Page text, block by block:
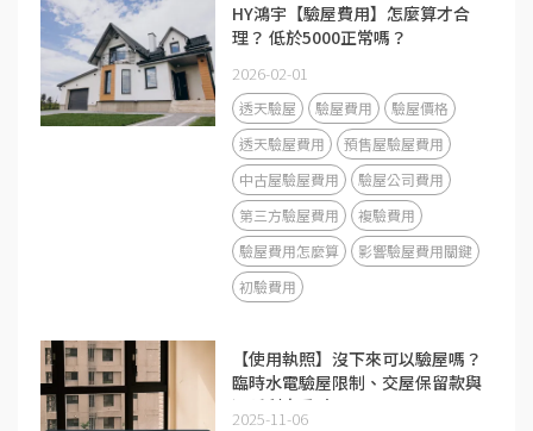
HY鴻宇【驗屋費用】怎麼算才合
理？ 低於5000正常嗎？
2026-02-01
透天驗屋 驗屋費用
驗屋價格
透天驗屋費用
預售屋驗屋費用
中古屋驗屋費用
驗屋公司費用
第三方驗屋費用
複驗費用
驗屋費用怎麼算
影響驗屋費用關鍵
初驗費用
【使用執照】沒下來可以驗屋嗎？
臨時水電驗屋限制、交屋保留款與
遲延利息重點！
2025-11-06